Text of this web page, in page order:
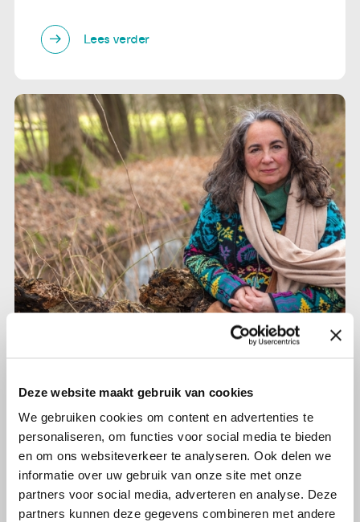
Deze website maakt gebruik van cookies
We gebruiken cookies om content en advertenties te
personaliseren, om functies voor social media te bieden
en om ons websiteverkeer te analyseren. Ook delen we
informatie over uw gebruik van onze site met onze
partners voor social media, adverteren en analyse. Deze
partners kunnen deze gegevens combineren met andere
Lees verder
Shelley (59) had een voorstadium
van baarmoederhalskanker: ‘Er is
voor mij gezorgd’
Lees verder